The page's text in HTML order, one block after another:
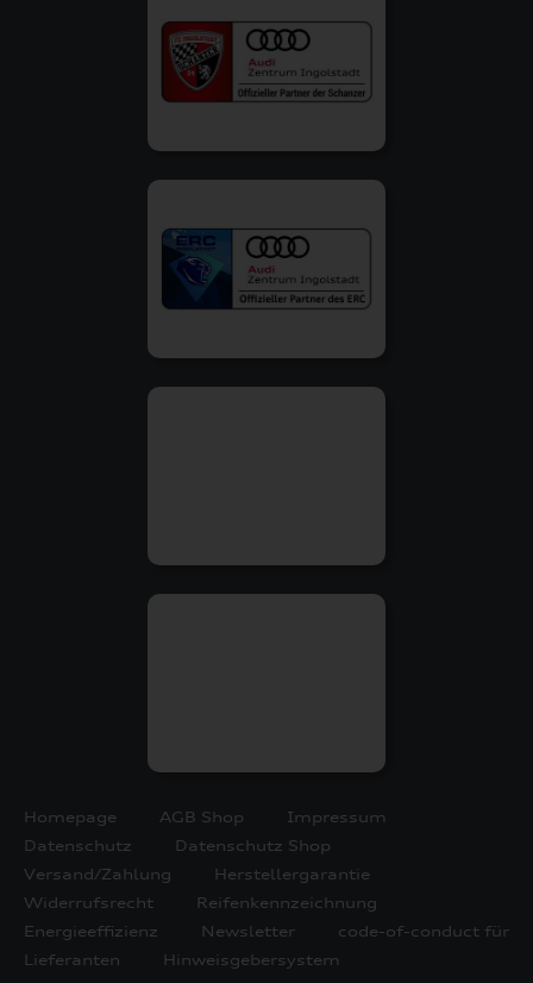
Homepage AGB Shop
Impressum
Datenschutz
Datenschutz Shop
Versand/Zahlung
Herstellergarantie
Widerrufsrecht
Reifenkennzeichnung
Energieeffizienz
Newsletter
code-of-conduct für
Lieferanten
Hinweisgebersystem